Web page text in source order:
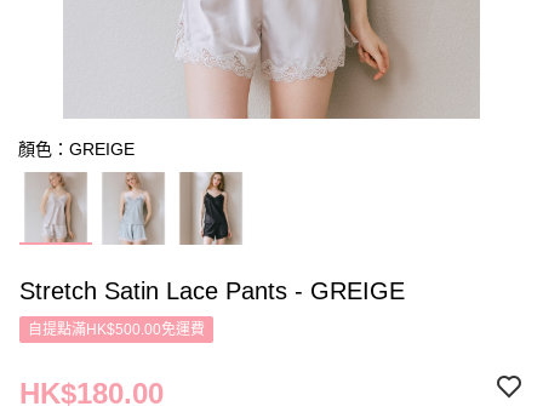
顏色：GREIGE
Stretch Satin Lace Pants - GREIGE
自提點滿HK$500.00免運費
HK$180.00